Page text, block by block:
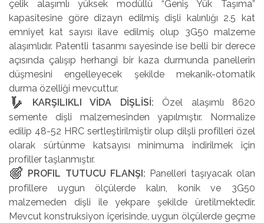
çelik alaşımlı yüksek modüllü “Geniş Yük Taşıma”
kapasitesine göre dizayn edilmiş dişli kalınlığı 2.5 kat
emniyet kat sayısı ilave edilmiş olup 3G50 malzeme
alaşımlıdır. Patentli tasarımı sayesinde ise belli bir derece
açısında çalışıp herhangi bir kaza durmunda panellerin
düşmesini engelleyecek şekilde mekanik-otomatik
durma özelliği mevcuttur.
KARŞILIKLI VİDA DİŞLİSİ: Özel alaşımlı 8620
semente dişli malzemesinden yapılmıştır. Normalize
edilip 48-52 HRC sertleştirilmiştir olup dilşli profilleri özel
olarak sürtünme katsayısı minimuma indirilmek için
profiller taşlanmıştır.
PROFIL TUTUCU FLANŞI: Panelleri taşıyacak olan
profillere uygun ölçülerde kalın, konik ve 3G50
malzemeden dişli ile yekpare şekilde üretilmektedir.
Mevcut konstruksiyon içerisinde, uygun ölçülerde geçme